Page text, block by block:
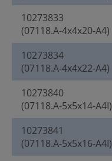
10273833
(07118.A-4x4x20-A4)
10273834
(07118.A-4x4x22-A4)
10273840
(07118.A-5x5x14-A4I)
10273841
(07118.A-5x5x16-A4I)